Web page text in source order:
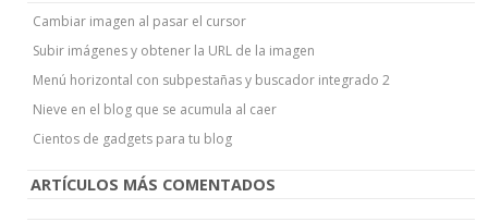
Cambiar imagen al pasar el cursor
Subir imágenes y obtener la URL de la imagen
Menú horizontal con subpestañas y buscador integrado 2
Nieve en el blog que se acumula al caer
Cientos de gadgets para tu blog
ARTÍCULOS MÁS COMENTADOS